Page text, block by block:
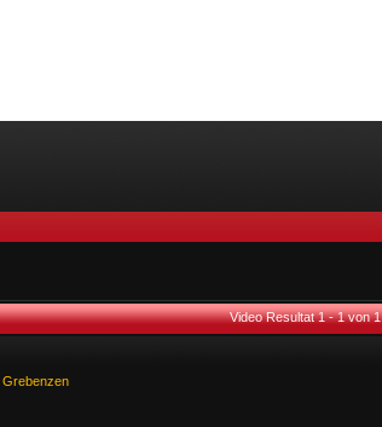
Video Resultat 1 - 1 von 1
Grebenzen